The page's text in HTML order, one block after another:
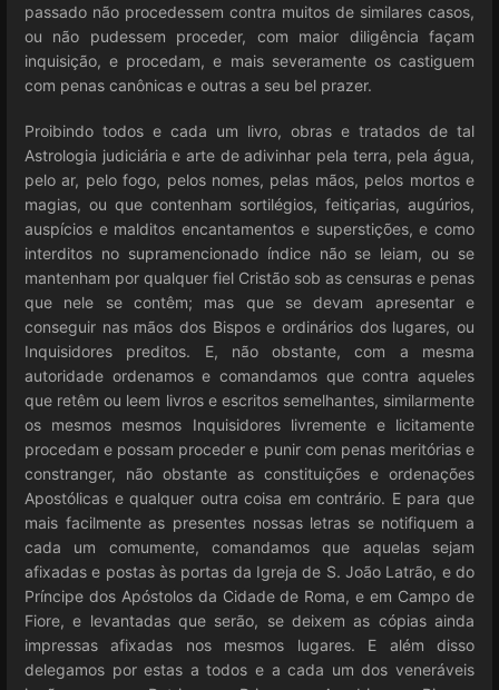
passado não procedessem contra muitos de similares casos,
ou não pudessem proceder, com maior diligência façam
inquisição, e procedam, e mais severamente os castiguem
com penas canônicas e outras a seu bel prazer.
Proibindo todos e cada um livro, obras e tratados de tal
Astrologia judiciária e arte de adivinhar pela terra, pela água,
pelo ar, pelo fogo, pelos nomes, pelas mãos, pelos mortos e
magias, ou que contenham sortilégios, feitiçarias, augúrios,
auspícios e malditos encantamentos e superstições, e como
interditos no supramencionado índice não se leiam, ou se
mantenham por qualquer fiel Cristão sob as censuras e penas
que nele se contêm; mas que se devam apresentar e
conseguir nas mãos dos Bispos e ordinários dos lugares, ou
Inquisidores preditos. E, não obstante, com a mesma
autoridade ordenamos e comandamos que contra aqueles
que retêm ou leem livros e escritos semelhantes, similarmente
os mesmos mesmos Inquisidores livremente e licitamente
procedam e possam proceder e punir com penas meritórias e
constranger, não obstante as constituições e ordenações
Apostólicas e qualquer outra coisa em contrário. E para que
mais facilmente as presentes nossas letras se notifiquem a
cada um comumente, comandamos que aquelas sejam
afixadas e postas às portas da Igreja de S. João Latrão, e do
Príncipe dos Apóstolos da Cidade de Roma, e em Campo de
Fiore, e levantadas que serão, se deixem as cópias ainda
impressas afixadas nos mesmos lugares. E além disso
delegamos por estas a todos e a cada um dos veneráveis